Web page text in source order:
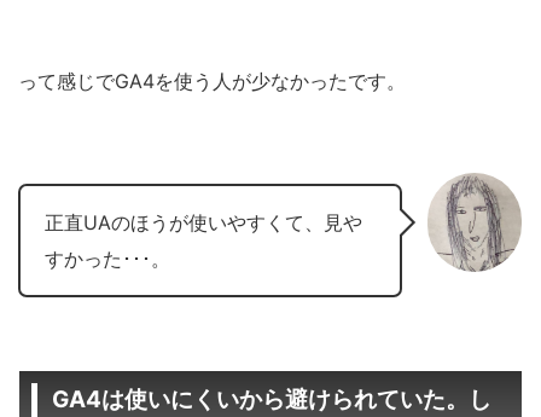
って感じでGA4を使う人が少なかったです。
正直UAのほうが使いやすくて、見や
すかった･･･。
GA4は使いにくいから避けられていた。し